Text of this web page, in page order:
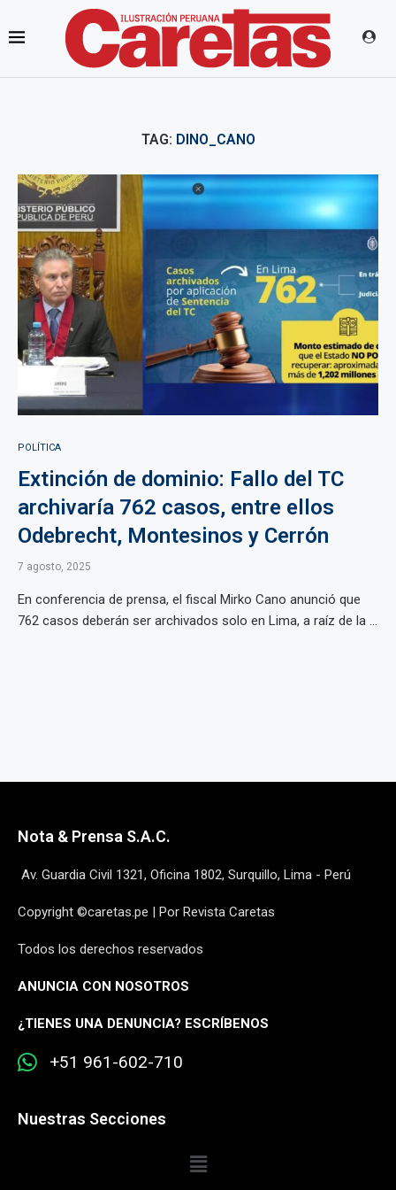
TAG: DINO_CANO
POLÍTICA
Extinción de dominio: Fallo del TC
archivaría 762 casos, entre ellos
Odebrecht, Montesinos y Cerrón
7 agosto, 2025
En conferencia de prensa, el fiscal Mirko Cano anunció que
762 casos deberán ser archivados solo en Lima, a raíz de la ...
Nota & Prensa S.A.C.
Av. Guardia Civil 1321, Oficina 1802, Surquillo, Lima - Perú
Copyright ©caretas.pe | Por Revista Caretas
Todos los derechos reservados
ANUNCIA CON NOSOTROS
¿TIENES UNA DENUNCIA? ESCRÍBENOS
+51 961-602-710
Nuestras Secciones